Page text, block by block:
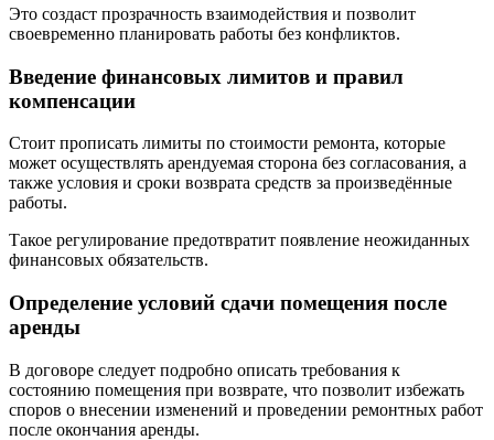
Это создаст прозрачность взаимодействия и позволит
своевременно планировать работы без конфликтов.
Введение финансовых лимитов и правил
компенсации
Стоит прописать лимиты по стоимости ремонта, которые
может осуществлять арендуемая сторона без согласования, а
также условия и сроки возврата средств за произведённые
работы.
Такое регулирование предотвратит появление неожиданных
финансовых обязательств.
Определение условий сдачи помещения после
аренды
В договоре следует подробно описать требования к
состоянию помещения при возврате, что позволит избежать
споров о внесении изменений и проведении ремонтных работ
после окончания аренды.